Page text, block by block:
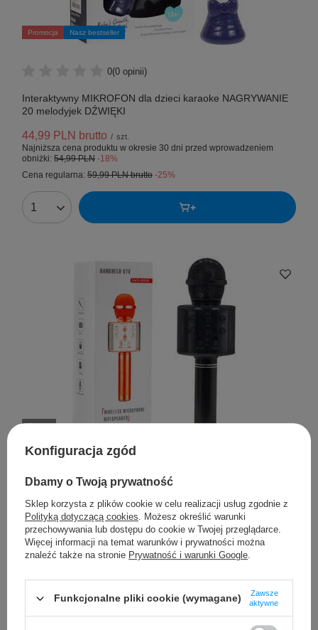
Promocja Nasz bestseller
0(0 opinii)
Interaktywny MIKROFON dla dzieci karaoke NAGRYWANIE
20 melodyjek DŹWIĘKI
44,99 PLN brutto / szt.
Najniższa cena produktu w okresie 30 dni przed wprowadzeniem
obniżki: 54,99 PLN -18%
Cena regularna: 59,99 PLNbrutto -25%
Okazja
Mikrofon Karaoke Z Głośnikiem Czarny
32,99 PLNbrutto / szt.
Najniższa cena produktu w okresie 30 dni przed wprowadzeniem
obniżki: 26,99 PLN +22%
Cena regularna:41,99 PLN brutto -21%
Konfiguracja zgód
Dbamy o Twoją prywatność
Sklep korzysta z plików cookie w celu realizacji usług zgodnie z
Polityką dotyczącą cookies. Możesz określić warunki
przechowywania lub dostępu do cookie w Twojej przeglądarce.
Więcej informacji na temat warunków i prywatności można
znaleźć także na stronie Prywatność i warunki Google.
Funkcjonalne pliki cookie (wymagane)
Zawsze
aktywne